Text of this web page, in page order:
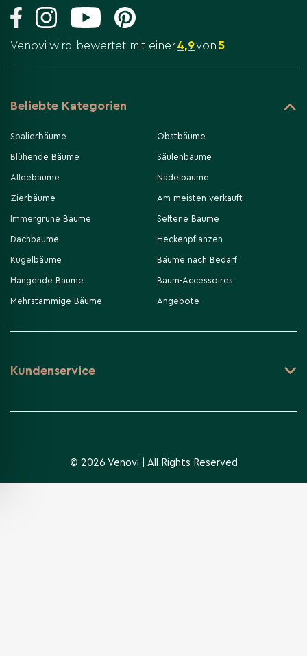
Venovi wird bewertet mit einer4,9von 5
Beliebte Kategorien
Spalierbäume
Blühende Bäume
Alleebäume
Zierbäume
Immergrüne Bäume
Dachbäume
Kugelbäume
Hängende Bäume
Mehrstämmige Bäume
Obstbäume
Säulenbäume
Nadelbäume
Am meisten verkauft
Seltene Bäume
Heckenpflanzen
Bäume nach Bedarf
Baum-Accessoires
Angebote
Kundenservice
© 2026 Venovi | All Rights Reserved